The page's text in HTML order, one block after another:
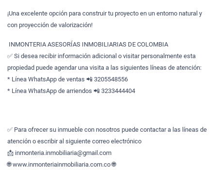
¡Una excelente opción para construir tu proyecto en un entorno natural y
con proyección de valorización!
INMONTERIA ASESORÍAS INMOBILIARIAS DE COLOMBIA
✅ Si desea recibir información adicional o visitar personalmente esta
propiedad puede agendar una visita a las siguientes líneas de atención:
* Línea WhatsApp de ventas 📲 3205548556
* Línea WhatsApp de arriendos 📲 3233444404
✅ Para ofrecer su inmueble con nosotros puede contactar a las líneas de
atención o escribir al siguiente correo electrónico
📩 inmonteria.inmobiliaria@gmail.com
🌐 www.inmonteriainmobiliaria.com.co 🌐